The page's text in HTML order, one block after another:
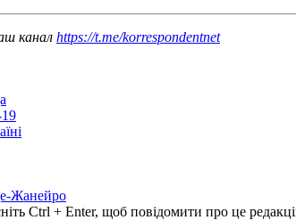
канал https://t.me/korrespondentnet
Жанейро
Ctrl + Enter, щоб повідомити про це